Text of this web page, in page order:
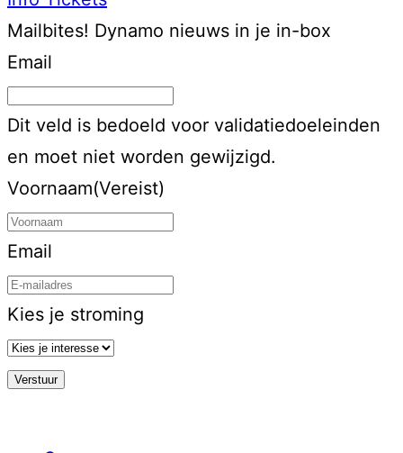
Mailbites! Dynamo nieuws in je in-box
Email
Dit veld is bedoeld voor validatiedoeleinden
en moet niet worden gewijzigd.
Voornaam(Vereist)
Email
Kies je stroming